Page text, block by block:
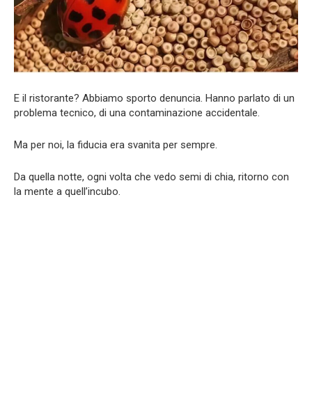
E il ristorante? Abbiamo sporto denuncia. Hanno parlato di un
problema tecnico, di una contaminazione accidentale.
Ma per noi, la fiducia era svanita per sempre.
Da quella notte, ogni volta che vedo semi di chia, ritorno con
la mente a quell’incubo.